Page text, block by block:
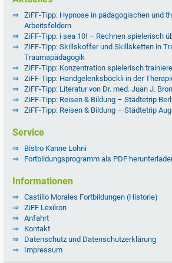
ZiFF-Tipp: Hypnose in pädagogischen und
Arbeitsfeldern
ZiFF-Tipp: i sea 10! – Rechnen spielerisch
ZiFF-Tipp: Skillskoffer und Skillsketten in
Traumapädagogik
ZiFF-Tipp: Konzentration spielerisch
ZiFF-Tipp: Handgelenksböckli in der
ZiFF-Tipp: Literatur von Dr. med. Juan J.
ZiFF-Tipp: Reisen & Bildung – Städtetrip
ZiFF-Tipp: Reisen & Bildung – Städtetrip
Service
Bistro Kanne Lohni
Fortbildungsprogramm als PDF
Informationen
Castillo Morales Fortbildungen (Historie)
ZiFF Lexikon
Anfahrt
Kontakt
Datenschutz und Datenschutzerklärung
Impressum